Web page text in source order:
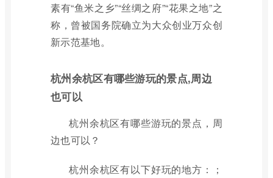
素有“鱼米之乡”“丝绸之府”“花果之地”之
称，曾被国务院确立为大众创业万众创
新示范基地。
杭州余杭区有哪些游玩的景点,周边
也可以
杭州余杭区有哪些游玩的景点，周
边也可以？
杭州余杭区有以下好玩的地方：；